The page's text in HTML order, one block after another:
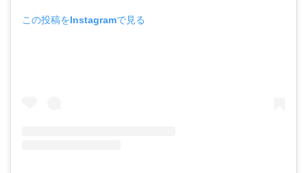
この投稿をInstagramで見る